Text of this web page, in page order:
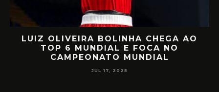
BOLINHA CHEGA AO
E FOCA NO
MUNDIAL
RETORNO EM
MIILLER E